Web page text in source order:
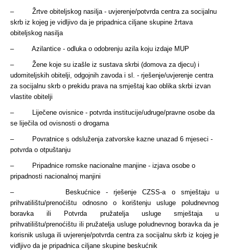
– Žrtve obiteljskog nasilja - uvjerenje/potvrda centra za socijalnu
skrb iz kojeg je vidljivo da je pripadnica ciljane skupine žrtava
obiteljskog nasilja
– Azilantice - odluka o odobrenju azila koju izdaje MUP
– Žene koje su izašle iz sustava skrbi (domova za djecu) i
udomiteljskih obitelji, odgojnih zavoda i sl. - rješenje/uvjerenje centra
za socijalnu skrb o prekidu prava na smještaj kao oblika skrbi izvan
vlastite obitelji
– Liječene ovisnice - potvrda institucije/udruge/pravne osobe da
se liječila od ovisnosti o drogama
– Povratnice s odsluženja zatvorske kazne unazad 6 mjeseci -
potvrda o otpuštanju
– Pripadnice romske nacionalne manjine - izjava osobe o
pripadnosti nacionalnoj manjini
– Beskućnice - rješenje CZSS-a o smještaju u
prihvatilištu/prenoćištu odnosno o korištenju usluge poludnevnog
boravka ili Potvrda pružatelja usluge smještaja u
prihvatilištu/prenoćištu ili pružatelja usluge poludnevnog boravka da je
korisnik usluga ili uvjerenje/potvrda centra za socijalnu skrb iz kojeg je
vidljivo da je pripadnica ciljane skupine beskućnik